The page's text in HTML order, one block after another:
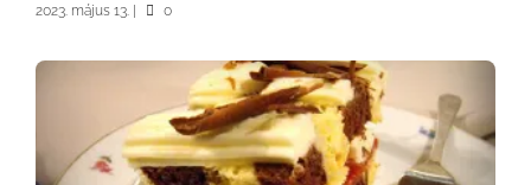
2023. május 13. | 0